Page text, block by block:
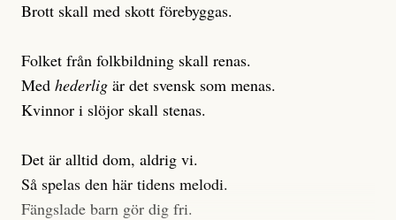
Brott skall med skott förebyggas.
Folket från folkbildning skall renas.
Med hederlig är det svensk som menas.
Kvinnor i slöjor skall stenas.
Det är alltid dom, aldrig vi.
Så spelas den här tidens melodi.
Fängslade barn gör dig fri.